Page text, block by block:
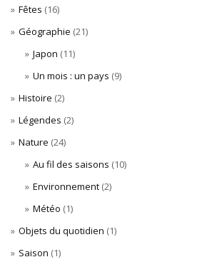
Fêtes (16)
Géographie (21)
Japon (11)
Un mois : un pays (9)
Histoire (2)
Légendes (2)
Nature (24)
Au fil des saisons (10)
Environnement(2)
Météo (1)
Objets du quotidien (1)
Saison (1)